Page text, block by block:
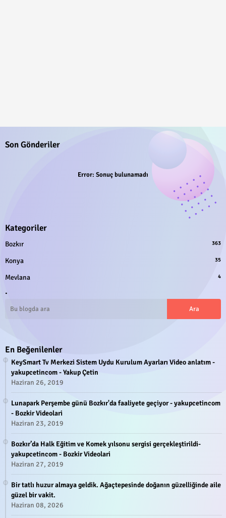
Son Gönderiler
Error: Sonuç bulunamadı
Kategoriler
Bozkır 363
Konya 35
Mevlana 4
.
En Beğenilenler
KeySmart Tv Merkezi Sistem Uydu Kurulum Ayarları Video anlatım -
yakupcetincom - Yakup Çetin
Haziran 26, 2019
Lunapark Perşembe günü Bozkır'da faaliyete geçiyor - yakupcetincom
- Bozkir Videolari
Haziran 23, 2019
Bozkır’da Halk Eğitim ve Komek yılsonu sergisi gerçekleştirildi-
yakupcetincom - Bozkir Videolari
Haziran 27, 2019
Bir tatlı huzur almaya geldik. Ağaçtepesinde doğanın güzelliğinde aile
güzel bir vakit.
Haziran 08, 2026